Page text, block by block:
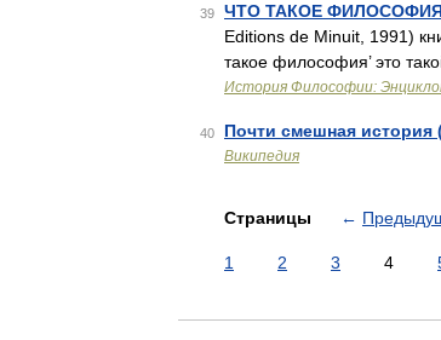
39 ЧТО ТАКОЕ
Editions de Minuit, 1991)
такое философия’ это
История Философии:
40 Почти смешная
Википедия
Страницы ←
1 2 3 4